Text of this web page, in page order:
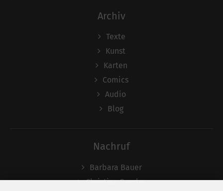
Archiv
Texte
Kunst
Karten
Comics
Audio
Blog
Nachruf
Barbara Bauer
Christian Semler